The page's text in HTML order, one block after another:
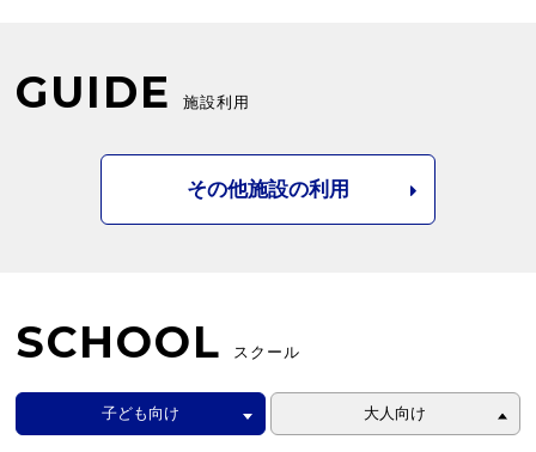
GUIDE 施設利用
その他施設の利用
SCHOOL スクール
子ども向け 大人向け